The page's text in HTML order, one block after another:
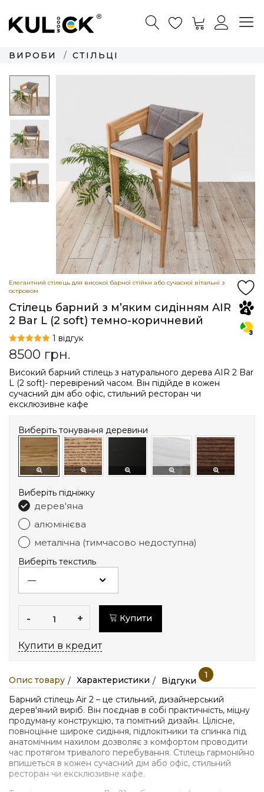
ВИРОБИ СТІЛЬЦІ
Елегантний стілець для високої барної стійки або сучасної вітальні з
островом
Стілець барний з мʼяким сидінням AIR
2 Bar L (2 soft) темно-коричневий
1 відгук
8500 грн.
Високий барний стілець з натурального дерева AIR 2 Bar
L (2 soft)- перевірений часом. Він підійде в кожен
сучасний дім або офіс, стильний ресторан чи
ексклюзивне кафе
Виберіть тонування деревини
Виберіть підніжку
дерев'яна
алюмінієва
металічна (тимчасово недоступна)
Виберіть текстиль
- + Купити
Купити в кредит
Опис товару Характеристики Відгуки
1
Барний стілець Air 2 – це стильний, дизайнерський
дерев'яний виріб. Він поєднав в собі практичність, міцну
продуману конструкцію, та помітний дизайн. Цілісне,
повноцінне широке сидіння, підлокітники та спинка під
анатомічним нахилом дозволяє з комфортом проводити
час протягом тривалого перебування. Стілець гармонійно
впишеться в кожен сучасний дім або офіс, стильний
ресторан чи ексклюзивне кафе.